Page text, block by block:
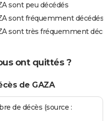
sont peu décédés
sont fréquemment décédés
sont très fréquemment
ont quittés ?
de GAZA
de décès (source :